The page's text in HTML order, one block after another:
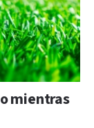
mientras